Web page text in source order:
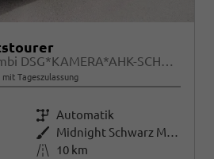
FR 2.0 TDI DSG Kombi DSG*KAMERA*AHK-SCHWENKBAR*NAVI*TEMPOMAT*WINTERPAKET*
mit Tageszulassung
Getriebe Automatik
Außenfarbe
Midnight Schwarz Metallic
Kilometerstand
10 km